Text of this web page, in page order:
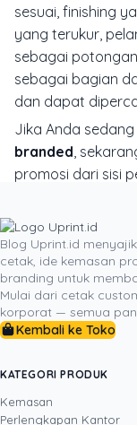
sesuai, finishing
yang terukur,
sebagai
sebagai bagian
dan dapat
Jika Anda
branded,
promosi dari sisi
berkonsultasi
laminasi, nomor
pendukung lain
mendukung
Anda bisa
meminta
yang paling
Blog Uprint.id
cetak, ide kemasan
branding untuk
Mulai dari cetak
korporat — semua
Kembali ke Toko
KATEGORI PRODUK
Kemasan
Perlengkapan Kantor